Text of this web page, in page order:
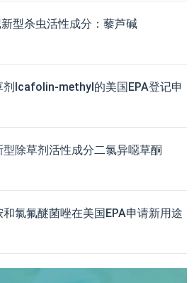
型杀虫活性成分：藜芦碱
Icafolin-methyl的美国EPA登记申
除草剂活性成分二氯异噁草酮
氯氟醚菌唑在美国EPA申请新用途